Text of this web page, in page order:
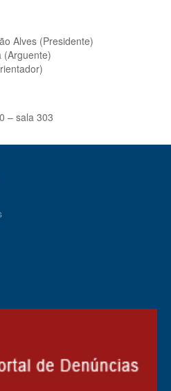
Alves (Presidente)
(Arguente)
– sala 303